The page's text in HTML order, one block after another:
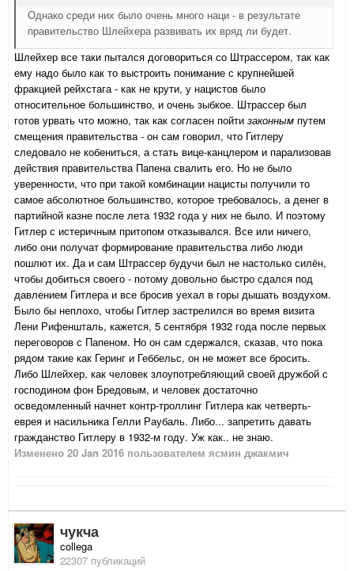
Однако среди них было очень много наци - в результате
правительство Шлейхера развивать их вряд ли будет.
Шлейхер все таки пытался договориться со Штрассером, так как
ему надо было как то выстроить понимание с крупнейшей
фракцией рейхстага - как не крути, у нацистов было
относительное большинство, и очень зыбкое. Штрассер был
готов урвать что можно, так как согласен пойти законным путем
смещения правительства - он сам говорил, что Гитлеру
следовало не кобениться, а стать вице-канцлером и парализовав
действия правительства Папена свалить его. Но не было
уверенности, что при такой комбинации нацисты получили то
самое абсолютное большинство, которое требовалось, а денег в
партийной казне после лета 1932 года у них не было. И поэтому
Гитлер с истеричным притопом отказывался. Все или ничего,
либо они получат формирование правительства либо люди
пошлют их. Да и сам Штрассер будучи был не настолько силён,
чтобы добиться своего - потому довольно быстро сдался под
давлением Гитлера и все бросив уехал в горы дышать воздухом.
Было бы неплохо, чтобы Гитлер застрелился во время визита
Лени Рифеншталь, кажется, 5 сентября 1932 года после первых
переговоров с Папеном. Но он сам сдержался, сказав, что пока
рядом такие как Геринг и Геббельс, он не может все бросить.
Либо Шлейхер, как человек злоупотребляющий своей дружбой с
господином фон Бредовым, и человек достаточно
осведомленный начнет контр-троллинг Гитлера как четверть-
еврея и насильника Гелли Раубаль. Либо... запретить давать
гражданство Гитлеру в 1932-м году. Уж как.. не знаю.
Изменено 20 Jan 2016 пользователем ясмин джакмич
чукча
collega
22307 публикаций